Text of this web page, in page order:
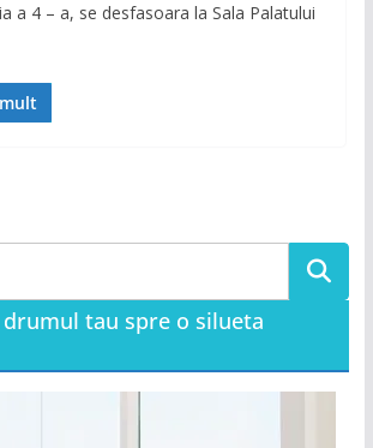
a 4 – a, se desfasoara la Sala Palatului
tau spre o silueta